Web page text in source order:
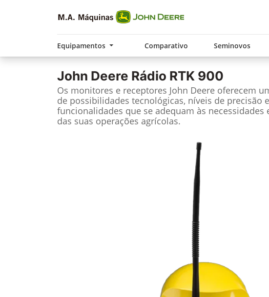
Equipamentos Comparativo Seminovos
John Deere Rádio RTK 900
Os monitores e receptores John Deere oferecem
de possibilidades tecnológicas, níveis de precisão e
funcionalidades que se adequam às necessidades
das suas operações agrícolas.